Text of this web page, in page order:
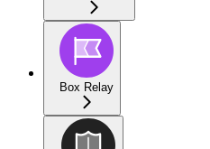
Box Relay